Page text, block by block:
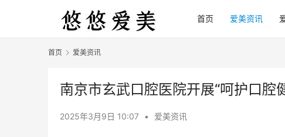
首页 爱美资讯
首页 爱美资讯
南京市玄武口腔医院开展“呵护口腔
2025年3月9日 10:07 • 爱美资讯